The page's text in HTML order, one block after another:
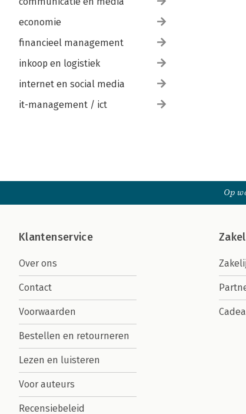
economie
financieel management
inkoop en logistiek
internet en social media
it-management / ict
Op
Klantenservice
Over ons
Contact
Voorwaarden
Bestellen en retourneren
Lezen en luisteren
Voor auteurs
Recensiebeleid